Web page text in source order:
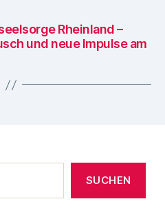
Rheinland –
und neue Impulse am
SUCHEN